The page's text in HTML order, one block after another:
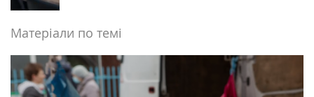
Матеріали по темі